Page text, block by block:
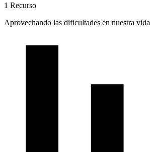
1 Recurso
Aprovechando las dificultades en nuestra vida